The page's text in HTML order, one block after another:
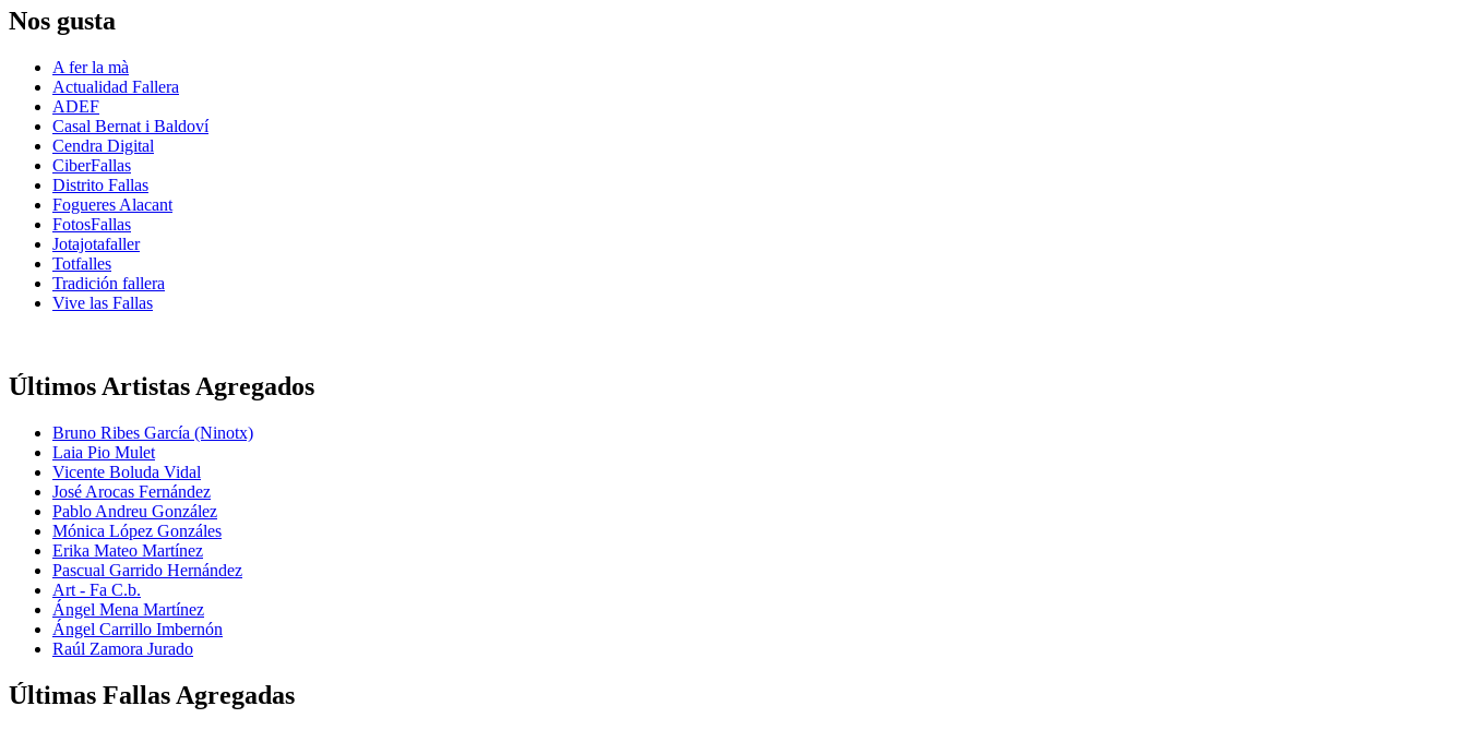
Nos gusta
A fer la mà
Actualidad Fallera
ADEF
Casal Bernat i Baldoví
Cendra Digital
CiberFallas
Distrito Fallas
Fogueres Alacant
FotosFallas
Jotajotafaller
Totfalles
Tradición fallera
Vive las Fallas
Últimos Artistas Agregados
Bruno Ribes García (Ninotx)
Laia Pio Mulet
Vicente Boluda Vidal
José Arocas Fernández
Pablo Andreu González
Mónica López Gonzáles
Erika Mateo Martínez
Pascual Garrido Hernández
Art - Fa C.b.
Ángel Mena Martínez
Ángel Carrillo Imbernón
Raúl Zamora Jurado
Últimas Fallas Agregadas